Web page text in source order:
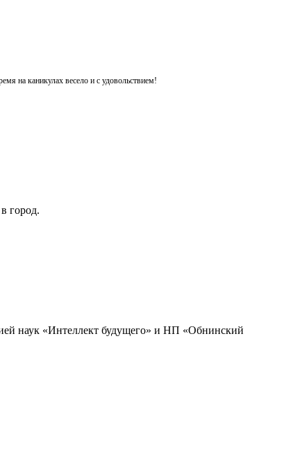
на каникулах весело и с удовольствием!
город.
наук «Интеллект будущего» и НП «Обнинский